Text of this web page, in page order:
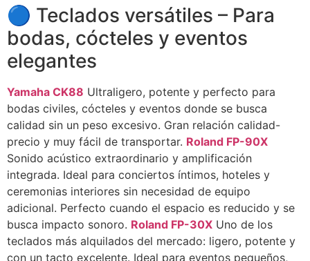
🔵 Teclados versátiles – Para
bodas, cócteles y eventos
elegantes
Yamaha CK88 Ultraligero, potente y perfecto para
bodas civiles, cócteles y eventos donde se busca
calidad sin un peso excesivo. Gran relación calidad-
precio y muy fácil de transportar. Roland FP-90X
Sonido acústico extraordinario y amplificación
integrada. Ideal para conciertos íntimos, hoteles y
ceremonias interiores sin necesidad de equipo
adicional. Perfecto cuando el espacio es reducido y se
busca impacto sonoro. Roland FP-30X Uno de los
teclados más alquilados del mercado: ligero, potente y
con un tacto excelente. Ideal para eventos pequeños,